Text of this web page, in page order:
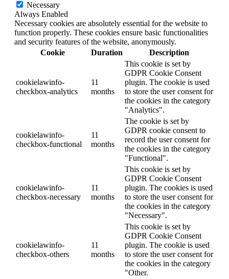
Necessary
Always Enabled
Necessary cookies are absolutely essential for the website to
function properly. These cookies ensure basic functionalities
and security features of the website, anonymously.
Cookie
Duration Description
cookielawinfo-
checkbox-analytics
11
months
This cookie is set by
GDPR Cookie Consent
plugin. The cookie is used
to store the user consent for
the cookies in the category
"Analytics".
cookielawinfo-
checkbox-functional
11
months
The cookie is set by
GDPR cookie consent to
record the user consent for
the cookies in the category
"Functional".
cookielawinfo-
checkbox-necessary
11
months
This cookie is set by
GDPR Cookie Consent
plugin. The cookies is used
to store the user consent for
the cookies in the category
"Necessary".
cookielawinfo-
checkbox-others
11
months
This cookie is set by
GDPR Cookie Consent
plugin. The cookie is used
to store the user consent for
the cookies in the category
"Other.